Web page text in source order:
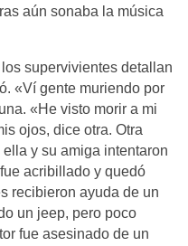
aún sonaba la música
supervivientes detallan
«Ví gente muriendo por
«He visto morir a mi
ojos, dice otra. Otra
y su amiga intentaron
acribillado y quedó
recibieron ayuda de un
un jeep, pero poco
fue asesinado de un